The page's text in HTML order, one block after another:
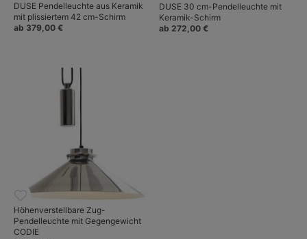
DUSE Pendelleuchte aus Keramik
mit plissiertem 42 cm-Schirm
ab 379,00 €
DUSE 30 cm-Pendelleuchte mit
Keramik-Schirm
ab 272,00 €
Höhenverstellbare Zug-
Pendelleuchte mit Gegengewicht
CODIE